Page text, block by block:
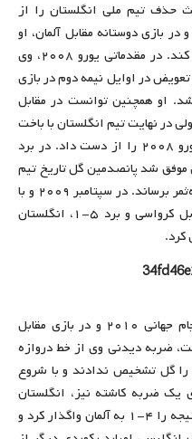
حذف تیم ملی انگلستان را از
گردونه رقابت‌ها شدند. در سال ۲۰۰۷ و در بازی دوستانه مقابل آلمان، او
توانست گل دیگری را به‌نام خود ثبت کند. در مقدماتی یورو ۲۰۰۸، وی
در اوایل نیمه دوم در بازی
او همچنین توانست در مقابل
در نهایت تیم انگلستان با باخت
۳-۲ مقابل این تیم، جواز حضور در یورو ۲۰۰۸ را از دست داد. در برد
اسلواکی در مارچ ۲۰۰۹، وی موفق شد پانصدمین گل تاریخ تیم
ملی انگلستان را در ورزشگاه ویمبلی به‌ثمر برساند. در سپتامبر ۲۰۰۹ و با
زدن ۲ گل برای تیم ملی انگلیس مقابل کرواسی و برد ۵-۱، انگلستان
در دور یک شانزدهم نهایی مسابقات جام جهانی ۲۰۱۰ و در بازی مقابل
ضربه دیدنی وی از خط دروازه
را گل تشخیص ندادند و با شروع
یک ضربه کاشته نیز، انگلستان
نتوانست به پیروزی برسد و این تیم نتیجه را ۴-۱ به آلمان واگذار کرد و